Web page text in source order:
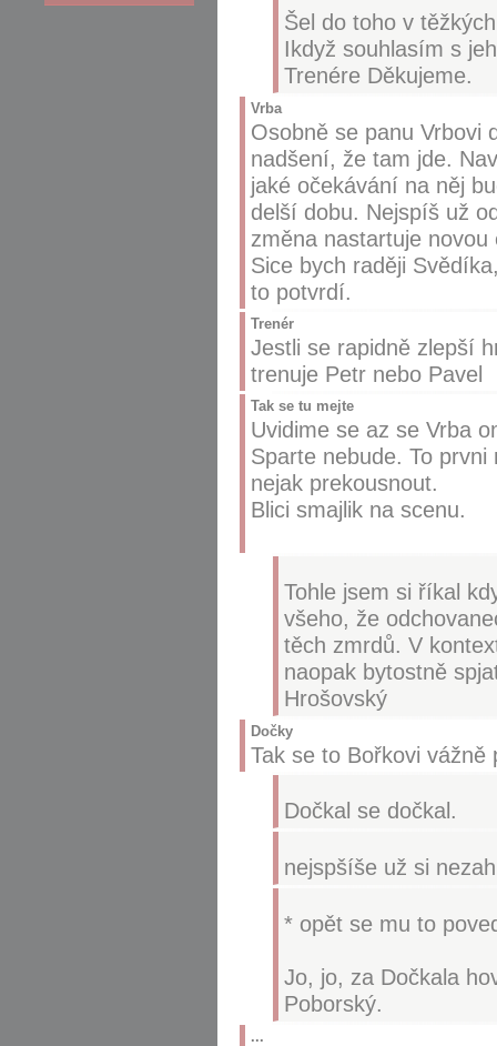
Šel do toho v
Ikdyž souhlasím s
Trenére Děkujeme.
Vrba
Osobně se panu Vrbovi
nadšení, že tam jde.
jaké očekávání na něj
delší dobu. Nejspíš už
změna nastartuje
Sice bych raději
to potvrdí.
Trenér
Jestli se rapidně zlepší
trenuje Petr nebo Pavel
Tak se tu mejte
Uvidime se az se Vrba
Sparte nebude. To
nejak prekousnout.
Blici smajlik na scenu.
Tohle jsem si říkal
všeho, že
těch zmrdů. V
naopak bytostně
Hrošovský
Dočky
Tak se to Bořkovi vážně
Dočkal se dočkal.
nejspšíše už si
* opět se mu to
Jo, jo, za Dočkala
Poborský.
...